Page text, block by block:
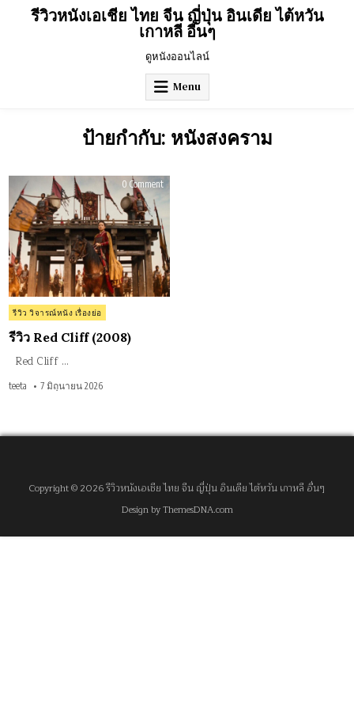
รีวิวหนังเอเชีย ไทย จีน ญี่ปุ่น อินเดีย ไต้หวัน
เกาหลี อื่นๆ
ดูหนังออนไลน์
Menu
ป้ายกำกับ: หนังสงคราม
0 Commenton
รีวิว
Red
Posted
in
รีวิว วิจารณ์หนัง เรื่องย่อ
รีวิว Red Cliff (2008)
Red Cliff …
teeta 7 มิถุนายน 2026
Copyright © 2026 รีวิวหนังเอเชีย ไทย จีน ญี่ปุ่น อินเดีย ไต้หวัน เกาหลี อื่นๆ
Design by ThemesDNA.com